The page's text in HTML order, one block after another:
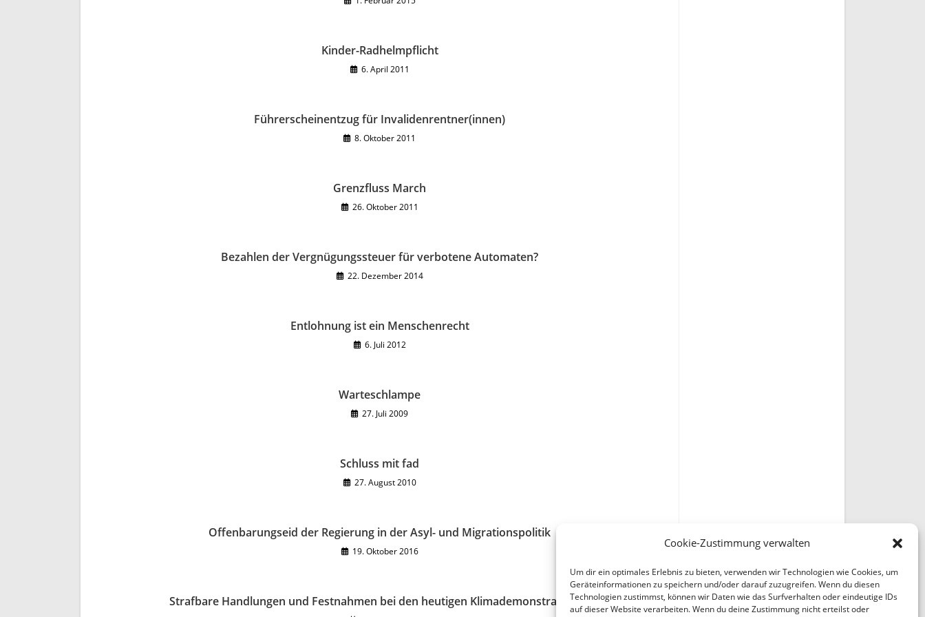
Cookie-Zustimmung verwalten
Um dir ein optimales Erlebnis zu bieten, verwenden wir Technologien wie Cookies, um
Geräteinformationen zu speichern und/oder darauf zuzugreifen. Wenn du diesen
Technologien zustimmst, können wir Daten wie das Surfverhalten oder eindeutige IDs
auf dieser Website verarbeiten. Wenn du deine Zustimmung nicht erteilst oder
Kinder-Radhelmpflicht
6. April 2011
Führerscheinentzug für Invalidenrentner(innen)
8. Oktober 2011
Grenzfluss March
26. Oktober 2011
Bezahlen der Vergnügungssteuer für verbotene Automaten?
22. Dezember 2014
Entlohnung ist ein Menschenrecht
6. Juli 2012
Warteschlampe
27. Juli 2009
Schluss mit fad
27. August 2010
Offenbarungseid der Regierung in der Asyl- und Migrationspolitik
19. Oktober 2016
Strafbare Handlungen und Festnahmen bei den heutigen Klimademonstrationen